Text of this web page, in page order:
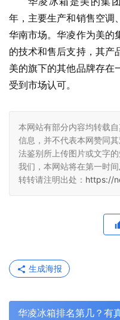
年，主要生产和销售空调
华南市场。华凌作为美的
的技术和售后支持，其产
美的旗下的其他品牌存在
受到市场认可。
本网站有部分内容均转载
信息，并不代表本网赞同
法鉴别所上传图片或文字
我们，本网站将在第一时
转转请注明出处： https://
生成海报
华凌冰箱排名第几？有